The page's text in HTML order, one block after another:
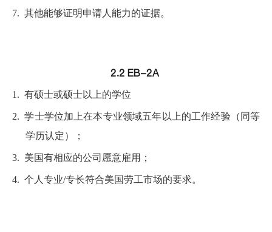
7. 其他能够证明申请人能力的证据。
2.2 EB-2A
1. 有硕士或硕士以上的学位
2. 学士学位加上在本专业领域五年以上的工作经验（同等
学历认定）；
3. 美国有相应的公司愿意雇用；
4. 个人专业/专长符合美国劳工市场的要求。